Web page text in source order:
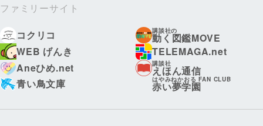
ファミリーサイト
コクリコ
講談社の
動く図鑑MOVE
WEB げんき
TELEMAGA.net
Aneひめ.net
講談社
えほん通信
青い鳥文庫
はやみねかおる FAN CLUB
赤い夢学園